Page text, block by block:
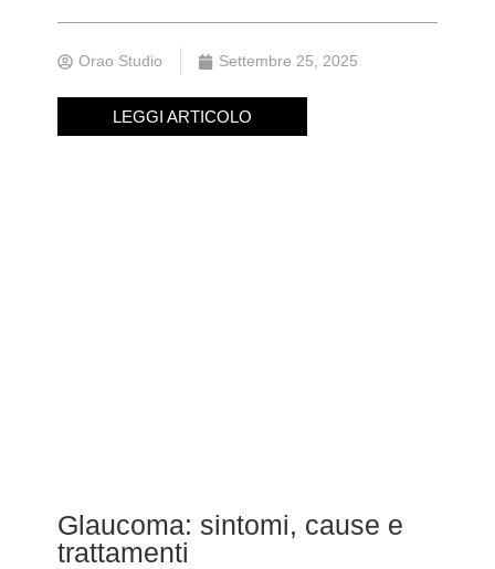
Orao Studio Settembre 25, 2025
LEGGI ARTICOLO
Glaucoma: sintomi, cause e
trattamenti